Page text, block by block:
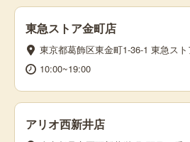
東急ストア金町店
東京都葛飾区東金町1-36-1 東急ス
10:00~19:00
アリオ西新井店